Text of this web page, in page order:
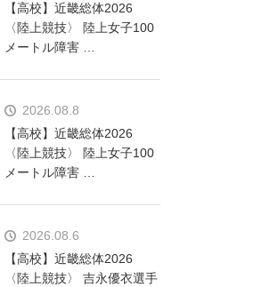
【高校】近畿総体2026
〈陸上競技〉 陸上女子100
メートル障害 …
2026.08.8
【高校】近畿総体2026
〈陸上競技〉 陸上女子100
メートル障害 …
2026.08.6
【高校】近畿総体2026
〈陸上競技〉 吉永優衣選手